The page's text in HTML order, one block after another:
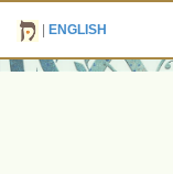
ENGLISH